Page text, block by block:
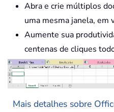
Abra e crie múltiplos
uma mesma janela, em
Aumente sua
centenas de cliques
Mais detalhes sobre